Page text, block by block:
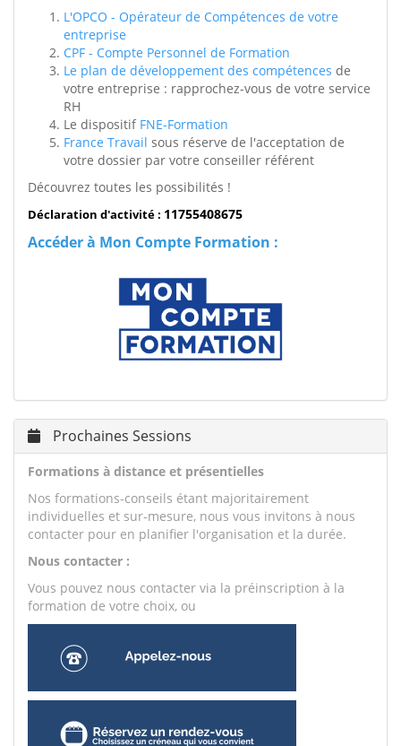
L'OPCO - Opérateur de Compétences de votre
entreprise
CPF - Compte Personnel de Formation
Le plan de développement des compétences de
votre entreprise : rapprochez-vous de votre service
RH
Le dispositif FNE-Formation
France Travail sous réserve de l'acceptation de
votre dossier par votre conseiller référent
Découvrez toutes les possibilités !
Déclaration d'activité : 11755408675
Accéder à Mon Compte Formation :
Prochaines Sessions
Formations à distance et présentielles
Nos formations-conseils étant majoritairement
individuelles et sur-mesure, nous vous invitons à nous
contacter pour en planifier l'organisation et la durée.
Nous contacter :
Vous pouvez nous contacter via la préinscription à la
formation de votre choix, ou